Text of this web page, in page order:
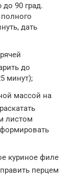
до 90 град.
дать
до
минут);
массой на
листом
куриное филе
перцем